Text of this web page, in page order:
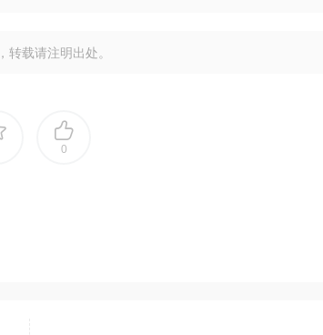
，转载请注明出处。
0